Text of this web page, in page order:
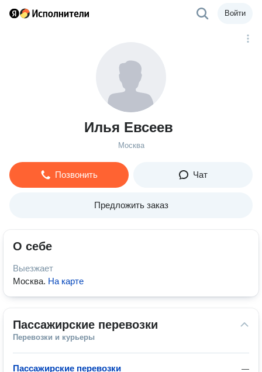
Войти
Илья Евсеев
Москва
Позвонить Чат
Предложить заказ
О себе
Выезжает
Москва. На карте
Пассажирские перевозки
Перевозки и курьеры
—
Пассажирские перевозки